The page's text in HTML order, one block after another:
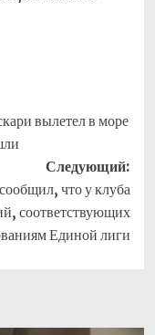
вылетел в море
Следующий:
что у клуба
соответствующих
Единой лиги